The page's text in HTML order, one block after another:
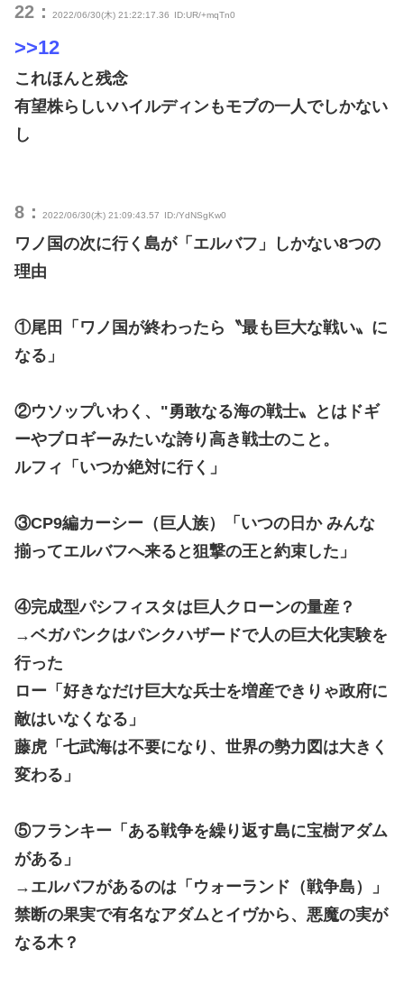
22： 2022/06/30(木) 21:22:17.36 ID:UR/+mqTn0
>>12
これほんと残念
有望株らしいハイルディンもモブの一人でしかない
し
8： 2022/06/30(木) 21:09:43.57 ID:/YdNSgKw0
ワノ国の次に行く島が「エルバフ」しかない8つの
理由
①尾田「ワノ国が終わったら〝最も巨大な戦い〟に
なる」
②ウソップいわく、"勇敢なる海の戦士〟とはドギ
ーやブロギーみたいな誇り高き戦士のこと。
ルフィ「いつか絶対に行く」
③CP9編カーシー（巨人族）「いつの日か みんな
揃ってエルバフへ来ると狙撃の王と約束した」
④完成型パシフィスタは巨人クローンの量産？
→ベガパンクはパンクハザードで人の巨大化実験を
行った
ロー「好きなだけ巨大な兵士を増産できりゃ政府に
敵はいなくなる」
藤虎「七武海は不要になり、世界の勢力図は大きく
変わる」
⑤フランキー「ある戦争を繰り返す島に宝樹アダム
がある」
→エルバフがあるのは「ウォーランド（戦争島）」
禁断の果実で有名なアダムとイヴから、悪魔の実が
なる木？